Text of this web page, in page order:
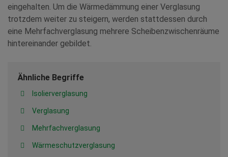
eingehalten. Um die Wärmedämmung einer Verglasung
trotzdem weiter zu steigern, werden stattdessen durch
eine Mehrfachverglasung mehrere Scheibenzwischenräume
hintereinander gebildet.
Ähnliche Begriffe
Isolierverglasung
Verglasung
Mehrfachverglasung
Wärmeschutzverglasung